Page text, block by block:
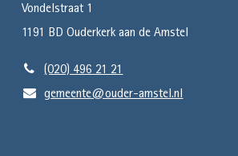
Vondelstraat 1
1191 BD Ouderkerk aan de Amstel
(020) 496 21 21
gemeente@ouder-amstel.nl